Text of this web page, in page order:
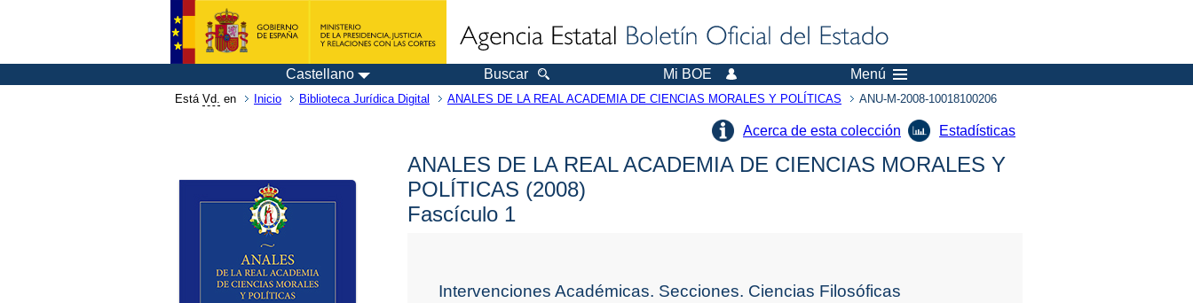
Castellano Buscar Mi BOE Menú
Está Vd. en Inicio Biblioteca Jurídica Digital ANALES DE LA REAL ACADEMIA DE CIENCIAS MORALES Y POLÍTICAS ANU-M-2008-10018100206
Acerca de esta colección Estadísticas
ANALES DE LA REAL ACADEMIA DE CIENCIAS MORALES Y
POLÍTICAS (2008)
Fascículo 1
Intervenciones Académicas. Secciones. Ciencias Filosóficas